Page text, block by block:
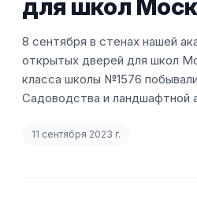
для школ
8 сентября в стенах нашей
открытых дверей для школ
класса школы №1576
Садоводства и ландшафтной
11 сентября 2023 г.